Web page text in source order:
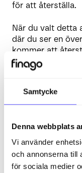
Samtycke
Denna webbplats
Vi använder
och annonserna till
för sociala medier
för att återställa.
När du valt detta
där du ser en
kommer att
saldot på
Räntorna och
du återställer.